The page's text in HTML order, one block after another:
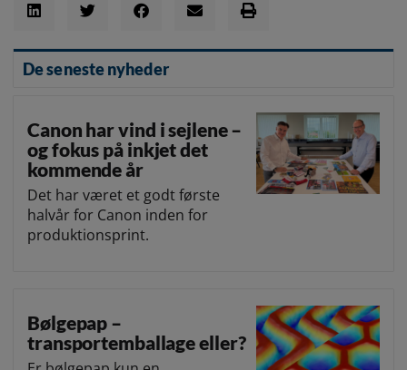
De seneste nyheder
Canon har vind i sejlene –
og fokus på inkjet det
kommende år
Det har været et godt første
halvår for Canon inden for
produktionsprint.
Bølgepap –
transportemballage eller?